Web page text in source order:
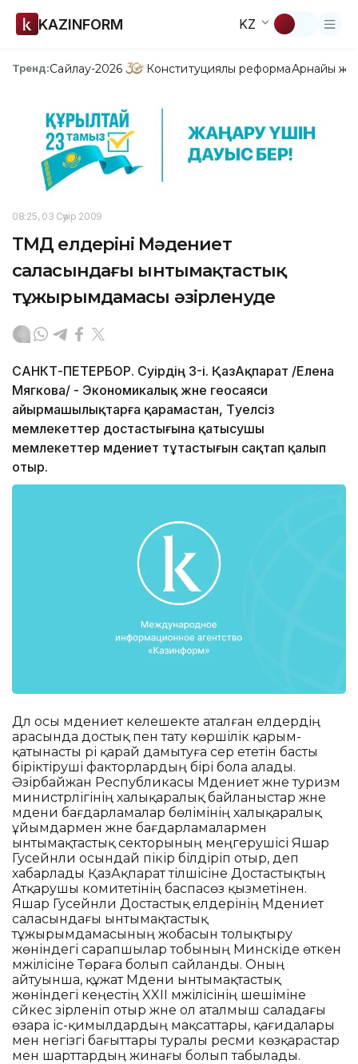
KAZINFORM KZ
Тренд:Сайлау-2026 Конституциялық реформаАрнайы
08:25, 03 Сәуір 2009
ТМД елдерінің Мәдениет
саласындағы ынтымақтастық
тұжырымдамасы әзірленуде
САНКТ-ПЕТЕРБОР. Сәуірдің 3-і. ҚазАқпарат /Елена
Мягкова/ - Экономикалық және геосаяси
айырмашылықтарға қарамастан, Тәуелсіз
мемлекеттер достастығына қатысушы
мемлекеттер мәдениет тұтастығын сақтап қалып
отыр.
Дәл осы мәдениет келешекте аталған елдердің
арасында достық пен тату көршілік қарым-
қатынасты әрі қарай дамытуға әсер ететін басты
біріктіруші факторлардың бірі бола алады.
Әзірбайжан Республикасы Мәдениет және туризм
министрлігінің халықаралық байланыстар және
мәдени бағдарламалар бөлімінің халықаралық
ұйымдармен және бағдарламалармен
ынтымақтастық секторының меңгерушісі Яшар
Гусейнли осындай пікір білдіріп отыр, деп
хабарлады ҚазАқпарат тілшісіне Достастықтың
Атқарушы комитетінің баспасөз қызметінен.
Яшар Гусейнли Достастық елдерінің Мәдениет
саласындағы ынтымақтастық
тұжырымдамасының жобасын толықтыру
жөніндегі сарапшылар тобының Минскіде өткен
мәжілісіне Төраға болып сайланды. Оның
айтуынша, құжат Мәдени ынтымақтастық
жөніндегі кеңестің XXII мәжілісінің шешіміне
сәйкес әзірленіп отыр және ол аталмыш саладағы
өзара іс-қимылдардың мақсаттары, қағидалары
мен негізгі бағыттары туралы ресми көзқарастар
мен шарттардың жинағы болып табылады.